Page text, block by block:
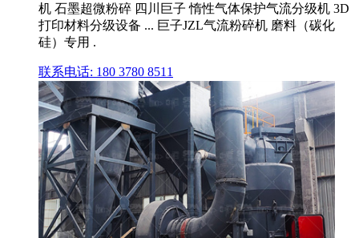
机 石墨超微粉碎 四川巨子 惰性气体保护气流分级机 3D
打印材料分级设备 ... 巨子JZL气流粉碎机 磨料（碳化
硅）专用 .
联系电话: 180 3780 8511